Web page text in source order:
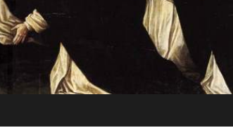
A
CRI
comunhão
com a
Santa Igreja
Católica
Romana